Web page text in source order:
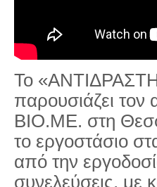
Το
παρουσιάζει τον
ΒΙΟ.ΜΕ. στη
το εργοστάσιο
από την
συνελεύσεις, με